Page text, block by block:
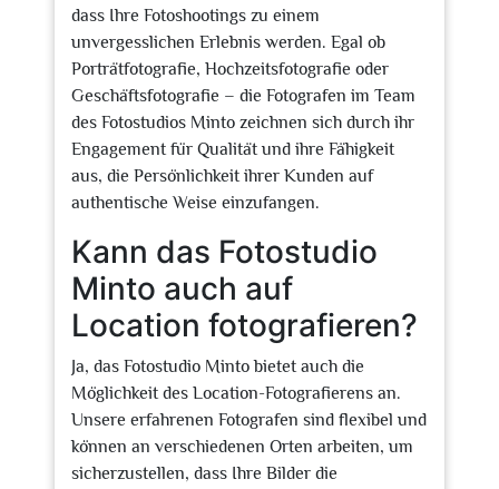
dass Ihre Fotoshootings zu einem
unvergesslichen Erlebnis werden. Egal ob
Porträtfotografie, Hochzeitsfotografie oder
Geschäftsfotografie – die Fotografen im Team
des Fotostudios Minto zeichnen sich durch ihr
Engagement für Qualität und ihre Fähigkeit
aus, die Persönlichkeit ihrer Kunden auf
authentische Weise einzufangen.
Kann das Fotostudio
Minto auch auf
Location fotografieren?
Ja, das Fotostudio Minto bietet auch die
Möglichkeit des Location-Fotografierens an.
Unsere erfahrenen Fotografen sind flexibel und
können an verschiedenen Orten arbeiten, um
sicherzustellen, dass Ihre Bilder die